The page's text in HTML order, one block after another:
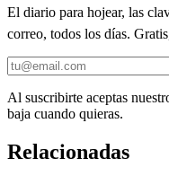
El diario para hojear, las
correo, todos los días.
Al suscribirte aceptas
baja cuando quieras.
Relacionadas